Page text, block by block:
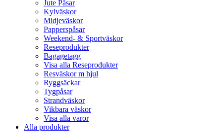
Jute Påsar
Kylväskor
Midjeväskor
Papperspåsar
Weekend- & Sportväskor
Reseprodukter
Bagagetagg
Visa alla Reseprodukter
Resväskor m hjul
Ryggsäckar
Tygpåsar
Strandväskor
Vikbara väskor
Visa alla varor
Alla produkter